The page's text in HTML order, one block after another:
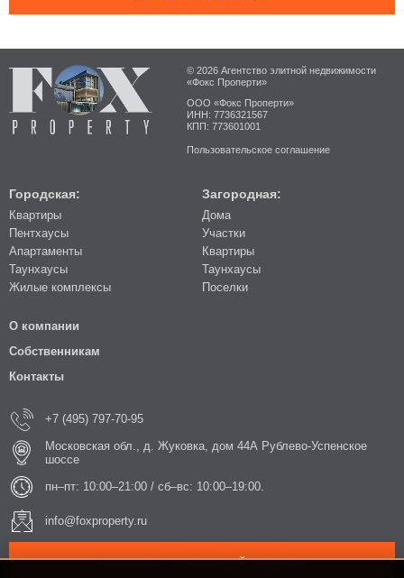
© 2026 Агентство элитной недвижимости
«Фокс Проперти»
ООО «Фокс Проперти»
ИНН: 7736321567
КПП: 773601001
Пользовательское соглашение
Городская:
Квартиры
Пентхаусы
Апартаменты
Таунхаусы
Жилые комплексы
Загородная:
Дома
Участки
Квартиры
Таунхаусы
Поселки
О компании
Собственникам
Контакты
+7 (495) 797-70-95
Московская обл., д. Жуковка, дом 44А Рублево-Успенское
шоссе
пн–пт: 10:00–21:00 / сб–вс: 10:00–19:00.
info@foxproperty.ru
ЗАКАЗАТЬ ОБРАТНЫЙ ЗВОНОК